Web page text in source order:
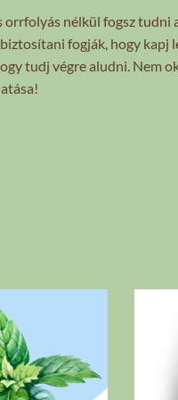
orrfolyás nélkül fogsz tudni
fogják, hogy kapj
tudj végre aludni. Nem